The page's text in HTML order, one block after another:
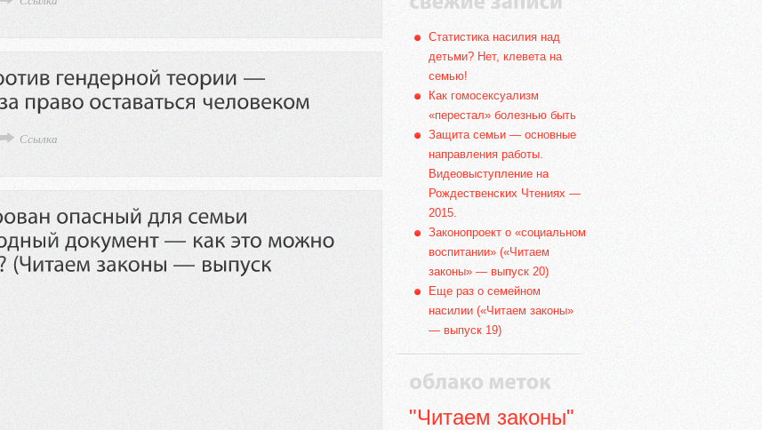
Статистика насилия над
детьми? Нет, клевета на
семью!
Как гомосексуализм
«перестал» болезнью быть
Защита семьи — основные
направления работы.
Видеовыступление на
Рождественских Чтениях —
2015.
Законопроект о «социальном
воспитании» («Читаем
законы» — выпуск 20)
Еще раз о семейном
насилии («Читаем законы»
— выпуск 19)
"Читаем законы"
Ссылка